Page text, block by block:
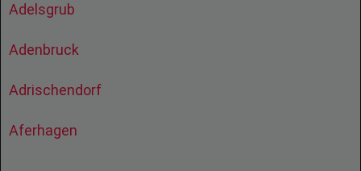
Adelsgrub
Adenbruck
Adrischendorf
Aferhagen